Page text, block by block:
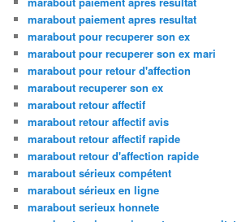
marabout paiement apres resultat
marabout pour recuperer son ex
marabout pour recuperer son ex mari
marabout pour retour d'affection
marabout recuperer son ex
marabout retour affectif
marabout retour affectif avis
marabout retour affectif rapide
marabout retour d'affection rapide
marabout sérieux compétent
marabout sérieux en ligne
marabout serieux honnete